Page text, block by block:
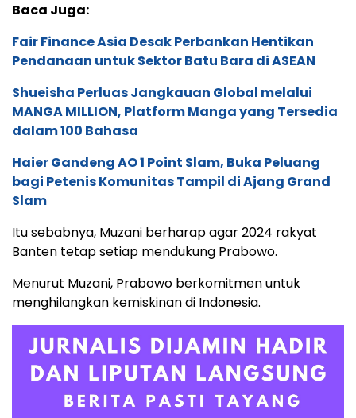
Baca Juga:
Fair Finance Asia Desak Perbankan Hentikan
Pendanaan untuk Sektor Batu Bara di ASEAN
Shueisha Perluas Jangkauan Global melalui
MANGA MILLION, Platform Manga yang Tersedia
dalam 100 Bahasa
Haier Gandeng AO 1 Point Slam, Buka Peluang
bagi Petenis Komunitas Tampil di Ajang Grand
Slam
Itu sebabnya, Muzani berharap agar 2024 rakyat
Banten tetap setiap mendukung Prabowo.
Menurut Muzani, Prabowo berkomitmen untuk
menghilangkan kemiskinan di Indonesia.